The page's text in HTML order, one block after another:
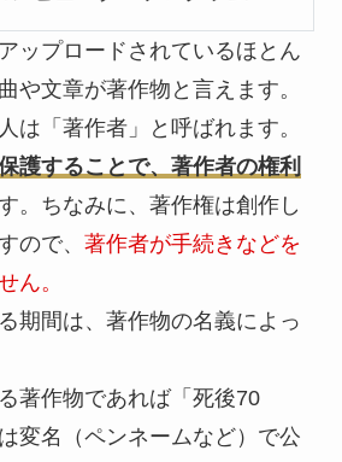
ップロードされているほとん
や文章が著作物と言えます。
は 「著作者」
と呼ばれます。
護することで、著作者の権利
。ちなみに、著作権は創作し
ので、 著作者が手続きなどを
ん。
期間は、著作物の名義によっ
著作物であれば「死後70
変名（ペンネームなど）で公